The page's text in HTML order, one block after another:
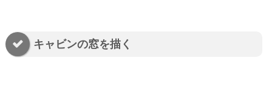
キャビンの窓を描く